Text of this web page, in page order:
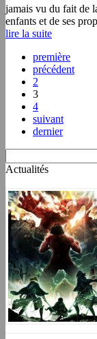
jamais vu du fait de
enfants et de ses
lire la suite
première
précédent
2
3
4
suivant
dernier
Actualités